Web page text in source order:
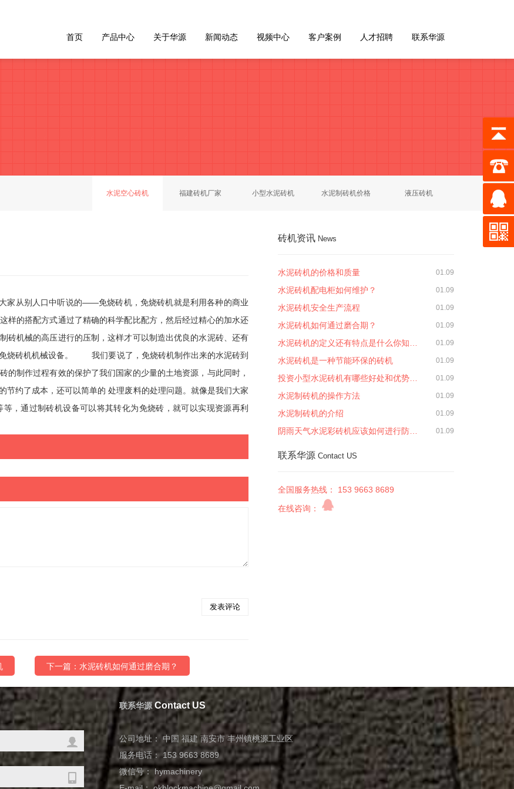
首页 产品中心 关于华源 新闻动态 视频中心 客户案例 人才招聘 联系华源
水泥空心砖机 福建砖机厂家 小型水泥砖机 水泥制砖机价格 液压砖机
从别人口中听说的——免烧砖机，免烧砖机就是利用各种的商业
样的搭配方式通过了精确的科学配比配方，然后经过精心的加水还
砖机械的高压进行的压制，这样才可以制造出优良的水泥砖、还有
烧砖机机械设备。 我们要说了，免烧砖机制作出来的水泥砖到
的制作过程有效的保护了我们国家的少量的土地资源，与此同时，
约了成本，还可以简单的 处理废料的处理问题。就像是我们大家
，通过制砖机设备可以将其转化为免烧砖，就可以实现资源再利
下一篇：水泥砖机如何通过磨合期？
砖机资讯 News
水泥砖机的价格和质量 01.09
水泥砖机配电柜如何维护？ 01.09
水泥砖机安全生产流程 01.09
水泥砖机如何通过磨合期？ 01.09
水泥砖机的定义还有特点是什么你知… 01.09
水泥砖机是一种节能环保的砖机 01.09
投资小型水泥砖机有哪些好处和优势… 01.09
水泥制砖机的操作方法 01.09
水泥制砖机的介绍 01.09
阴雨天气水泥彩砖机应该如何进行防… 01.09
联系华源 Contact US
全国服务热线： 153 9663 8689
在线咨询：
联系华源 Contact US
公司地址： 中国 福建 南安市 丰州镇桃源工业区
服务电话： 153 9663 8689
微信号： hymachinery